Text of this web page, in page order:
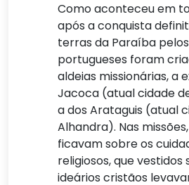
Como aconteceu em
após a conquista
terras da Paraíba pelos
portugueses foram
aldeias missionárias, a
Jacoca (atual cidade
a dos Arataguis (atual
Alhandra). Nas
ficavam sobre os
religiosos, que vestidos
ideários cristãos